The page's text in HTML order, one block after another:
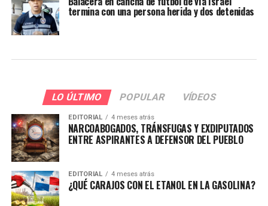
termina con una persona herida y dos detenidas
LO ÚLTIMO POPULAR VÍDEOS
EDITORIAL 4 meses atrás
NARCOABOGADOS, TRÁNSFUGAS Y EXDIPUTADOS
ENTRE ASPIRANTES A DEFENSOR DEL PUEBLO
EDITORIAL 4 meses atrás
¿QUÉ CARAJOS CON EL ETANOL EN LA GASOLINA?